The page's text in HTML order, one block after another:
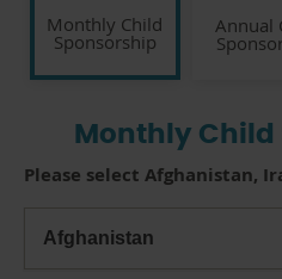
Monthly Child
Sponsorship
Annual
Monthly
Please select Afghanistan,